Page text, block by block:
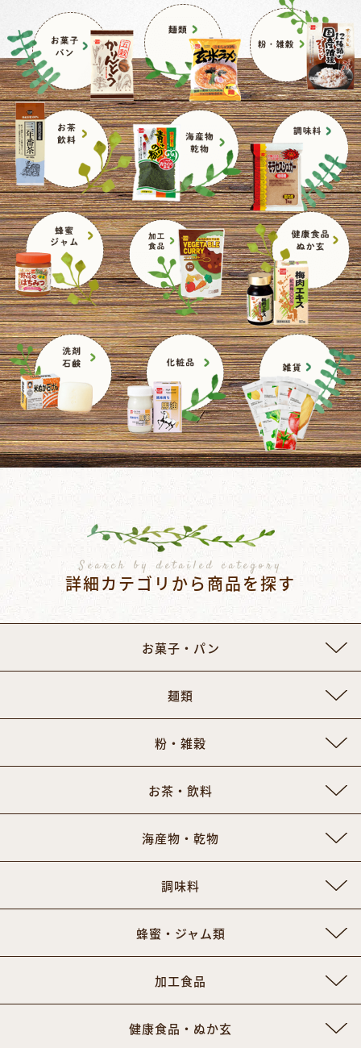
Search by detailed category
詳細カテゴリから商品を探す
お菓子・パン
麺類
粉・雑穀
お茶・飲料
海産物・乾物
調味料
蜂蜜・ジャム類
加工食品
健康食品・ぬか玄